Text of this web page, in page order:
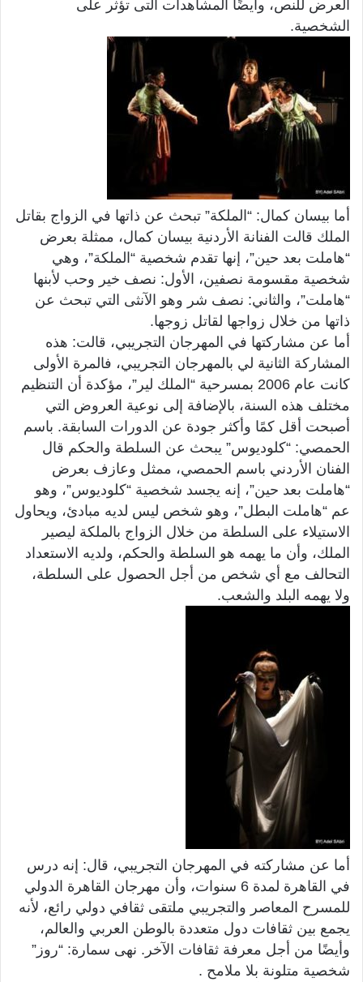
العرض للنص، وأيضًا المشاهدات التى تؤثر على
الشخصية.
أما بيسان كمال: “الملكة” تبحث عن ذاتها في الزواج بقاتل
الملك قالت الفنانة الأردنية بيسان كمال، ممثلة بعرض
“هاملت بعد حين”، إنها تقدم شخصية “الملكة”، وهي
شخصية مقسومة نصفين، الأول: نصف خير وحب لأبنها
“هاملت”، والثاني: نصف شر وهو الآنثى التي تبحث عن
ذاتها من خلال زواجها لقاتل زوجها.
أما عن مشاركتها في المهرجان التجريبي، قالت: هذه
المشاركة الثانية لي بالمهرجان التجريبي، فالمرة الأولى
كانت عام 2006 بمسرحية “الملك لير”، مؤكدة أن التنظيم
مختلف هذه السنة، بالإضافة إلى نوعية العروض التي
أصبحت أقل كمًا وأكثر جودة عن الدورات السابقة. باسم
الحمصي: “كلوديوس” يبحث عن السلطة والحكم قال
الفنان الأردني باسم الحمصي، ممثل وعازف بعرض
“هاملت بعد حين”، إنه يجسد شخصية “كلوديوس”، وهو
عم “هاملت البطل”، وهو شخص ليس لديه مبادئ، ويحاول
الاستيلاء على السلطة من خلال الزواج بالملكة ليصير
الملك، وأن ما يهمه هو السلطة والحكم، ولديه الاستعداد
التحالف مع أي شخص من أجل الحصول على السلطة،
ولا يهمه البلد والشعب.
أما عن مشاركته في المهرجان التجريبي، قال: إنه درس
في القاهرة لمدة 6 سنوات، وأن مهرجان القاهرة الدولي
للمسرح المعاصر والتجريبي ملتقى ثقافي دولي رائع، لأنه
يجمع بين ثقافات دول متعددة بالوطن العربي والعالم،
وأيضًا من أجل معرفة ثقافات الآخر. نهى سمارة: “روز”
شخصية متلونة بلا ملامح .